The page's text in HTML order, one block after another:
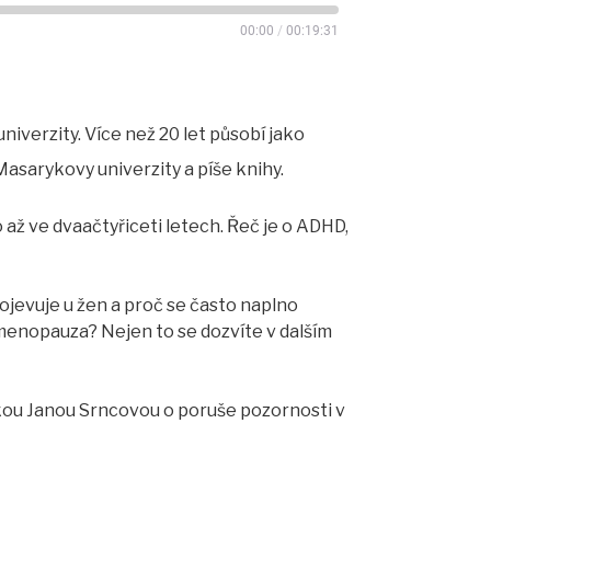
00:00 / 00:19:31
Více než 20 let působí jako
univerzity a píše knihy.
ve dvaačtyřiceti letech. Řeč je o ADHD,
u žen a proč se často naplno
Nejen to se dozvíte v dalším
Janou Srncovou o poruše pozornosti v